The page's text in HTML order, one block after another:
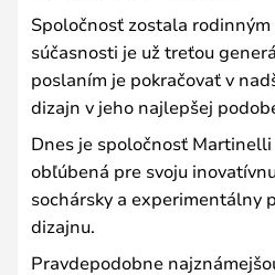
Spoločnosť zostala
súčasnosti je už treťou
poslaním je pokračovať v
dizajn v jeho najlepšej
Dnes je spoločnosť
obľúbená pre svoju
sochársky a experimentálny
dizajnu.
Pravdepodobne